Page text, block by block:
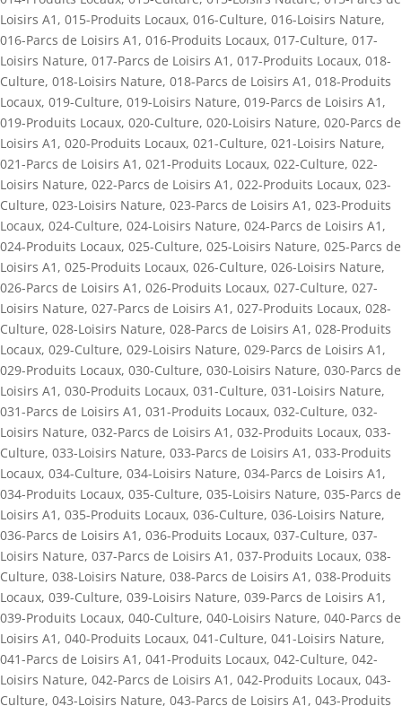
Loisirs A1 , 015-Produits Locaux, 016-Culture, 016-Loisirs Nature,
016-Parcs de Loisirs A1 , 016-Produits Locaux, 017-Culture, 017-
Loisirs Nature, 017-Parcs de Loisirs A1 , 017-Produits Locaux, 018-
Culture, 018-Loisirs Nature, 018-Parcs de Loisirs A1 , 018-Produits
Locaux, 019-Culture, 019-Loisirs Nature, 019-Parcs de Loisirs A1 ,
019-Produits Locaux, 020-Culture, 020-Loisirs Nature, 020-Parcs de
Loisirs A1 , 020-Produits Locaux, 021-Culture, 021-Loisirs Nature,
021-Parcs de Loisirs A1 , 021-Produits Locaux, 022-Culture, 022-
Loisirs Nature, 022-Parcs de Loisirs A1 , 022-Produits Locaux, 023-
Culture, 023-Loisirs Nature, 023-Parcs de Loisirs A1 , 023-Produits
Locaux, 024-Culture, 024-Loisirs Nature, 024-Parcs de Loisirs A1 ,
024-Produits Locaux, 025-Culture, 025-Loisirs Nature, 025-Parcs de
Loisirs A1 , 025-Produits Locaux, 026-Culture, 026-Loisirs Nature,
026-Parcs de Loisirs A1 , 026-Produits Locaux, 027-Culture, 027-
Loisirs Nature, 027-Parcs de Loisirs A1 , 027-Produits Locaux, 028-
Culture, 028-Loisirs Nature, 028-Parcs de Loisirs A1 , 028-Produits
Locaux, 029-Culture, 029-Loisirs Nature, 029-Parcs de Loisirs A1 ,
029-Produits Locaux, 030-Culture, 030-Loisirs Nature, 030-Parcs de
Loisirs A1 , 030-Produits Locaux, 031-Culture, 031-Loisirs Nature,
031-Parcs de Loisirs A1 , 031-Produits Locaux, 032-Culture, 032-
Loisirs Nature, 032-Parcs de Loisirs A1 , 032-Produits Locaux, 033-
Culture, 033-Loisirs Nature, 033-Parcs de Loisirs A1 , 033-Produits
Locaux, 034-Culture, 034-Loisirs Nature, 034-Parcs de Loisirs A1 ,
034-Produits Locaux, 035-Culture, 035-Loisirs Nature, 035-Parcs de
Loisirs A1 , 035-Produits Locaux, 036-Culture, 036-Loisirs Nature,
036-Parcs de Loisirs A1 , 036-Produits Locaux, 037-Culture, 037-
Loisirs Nature, 037-Parcs de Loisirs A1 , 037-Produits Locaux, 038-
Culture, 038-Loisirs Nature, 038-Parcs de Loisirs A1 , 038-Produits
Locaux, 039-Culture, 039-Loisirs Nature, 039-Parcs de Loisirs A1 ,
039-Produits Locaux, 040-Culture, 040-Loisirs Nature, 040-Parcs de
Loisirs A1 , 040-Produits Locaux, 041-Culture, 041-Loisirs Nature,
041-Parcs de Loisirs A1 , 041-Produits Locaux, 042-Culture, 042-
Loisirs Nature, 042-Parcs de Loisirs A1 , 042-Produits Locaux, 043-
Culture, 043-Loisirs Nature, 043-Parcs de Loisirs A1 , 043-Produits